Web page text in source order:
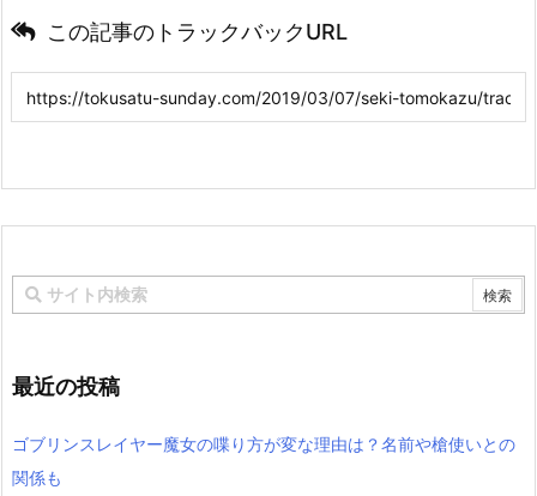
この記事のトラックバックURL
最近の投稿
ゴブリンスレイヤー魔女の喋り方が変な理由は？名前や槍使いとの
関係も